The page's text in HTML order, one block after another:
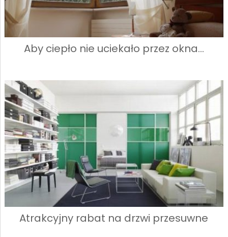
Aby ciepło nie uciekało przez okna…
Atrakcyjny rabat na drzwi przesuwne